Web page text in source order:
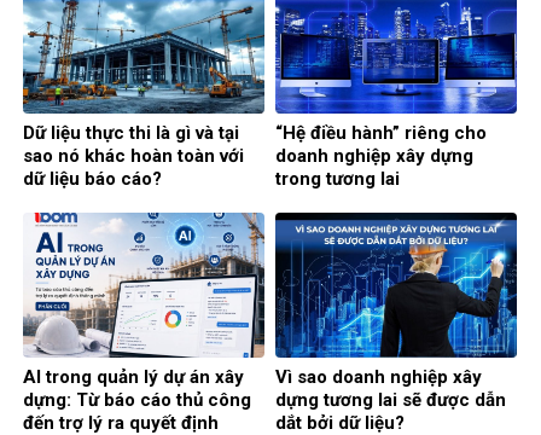
Dữ liệu thực thi là gì và tại
sao nó khác hoàn toàn với
dữ liệu báo cáo?
“Hệ điều hành” riêng cho
doanh nghiệp xây dựng
trong tương lai
AI trong quản lý dự án xây
dựng: Từ báo cáo thủ công
đến trợ lý ra quyết định
Vì sao doanh nghiệp xây
dựng tương lai sẽ được dẫn
dắt bởi dữ liệu?